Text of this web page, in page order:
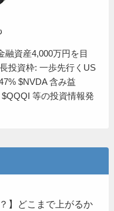
融資産4,000万円を目
投資枠: 一歩先行くUS
$NVDA 含み益
等の投資情報発
】どこまで上がるか